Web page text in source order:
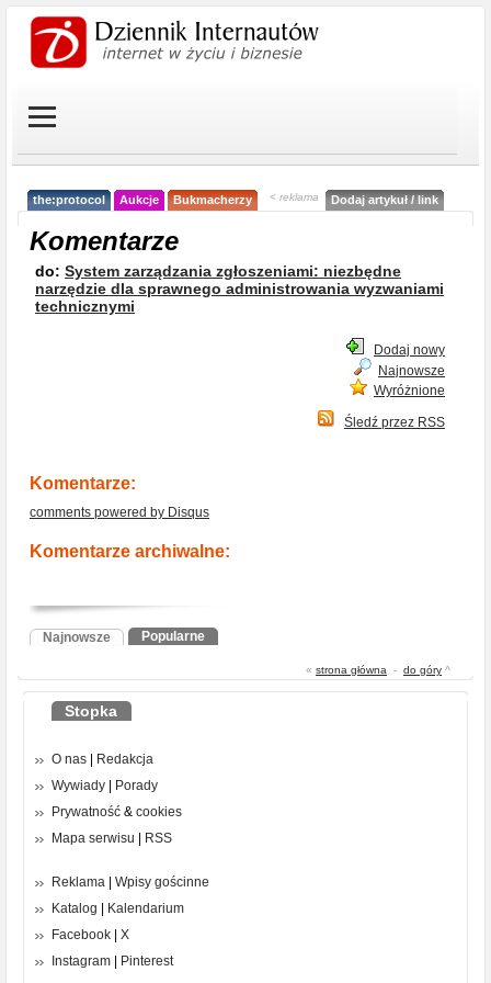
the:protocol Aukcje Bukmacherzy < reklama Dodaj artykuł / link
Komentarze
do: System zarządzania zgłoszeniami: niezbędne
narzędzie dla sprawnego administrowania wyzwaniami
technicznymi
Dodaj nowy
Najnowsze
Wyróżnione
Śledź przez RSS
Komentarze:
comments powered by Disqus
Komentarze archiwalne:
Najnowsze Popularne
« strona główna - do góry ^
Stopka
O nas
Redakcja
Wywiady
Porady
Prywatność & cookies
Mapa serwisu
RSS
Reklama
Wpisy gościnne
Katalog
Kalendarium
Facebook
X
Instagram
Pinterest